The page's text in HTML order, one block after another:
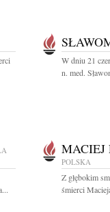
W dniu 21
n. med.
MACIEJ
POLSKA
Z głębokim
śmierci